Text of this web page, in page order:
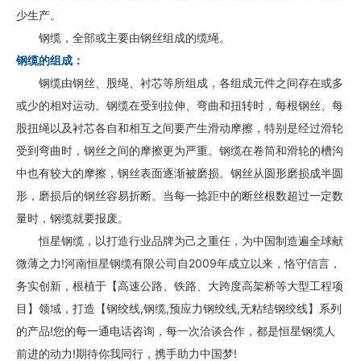
少生产。
钢缆，全部或主要由钢丝组成的缆绳。
钢缆的组成：
钢缆由钢丝、股绳、衬芯等所组成，各组成元件之间存在或多
或少的相对运动。钢缆在受到拉伸、弯曲和扭转时，每根钢丝、每
股扭绳以及衬芯各自和相互之间要产生滑动摩擦，特别是经过滑轮
受到弯曲时，钢丝之间的摩擦更为严重。钢缆在卷筒和滑轮的槽沟
中也有较大的摩擦，钢丝表面逐渐被磨损。钢丝从圆形磨损成半圆
形，磨损后的钢丝容易折断。当每一捻距中的断丝根数超过一定数
量时，钢缆就要报废。
恒星钢缆，以打造行业品牌为己之重任，为中国制造遍全球献
微薄之力!河南恒星钢缆有限公司自2009年成立以来，恪守信言，
务实创新，根植于【高速公路、铁路、大跨度高架桥等大型工程项
目】领域，打造【钢绞线,钢缆,预应力钢绞线,无粘结钢绞线】系列
的产品!您的每一通电话咨询，每一次洽谈合作，都是恒星钢缆人
前进的动力!期待你我同行，携手助力中国梦!